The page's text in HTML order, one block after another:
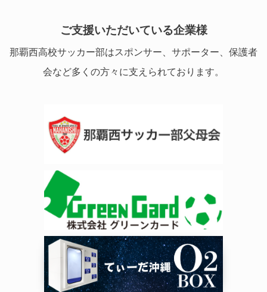
ご支援いただいている企業様
那覇西高校サッカー部はスポンサー、サポーター、保護者
会など多くの方々に支えられております。